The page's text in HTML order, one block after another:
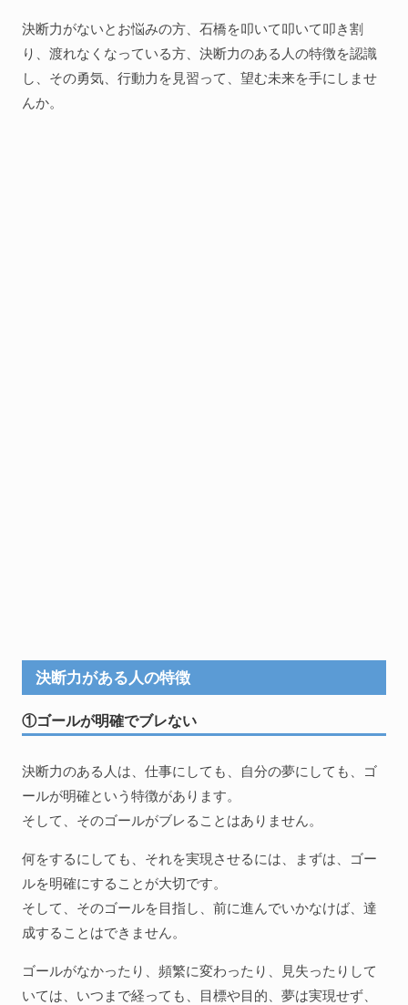
決断力がないとお悩みの方、石橋を叩いて叩いて叩き割
り、渡れなくなっている方、決断力のある人の特徴を認識
し、その勇気、行動力を見習って、望む未来を手にしませ
んか。
決断力がある人の特徴
①ゴールが明確でブレない
決断力のある人は、仕事にしても、自分の夢にしても、ゴ
ールが明確という特徴があります。
そして、そのゴールがブレることはありません。
何をするにしても、それを実現させるには、まずは、ゴー
ルを明確にすることが大切です。
そして、そのゴールを目指し、前に進んでいかなけば、達
成することはできません。
ゴールがなかったり、頻繁に変わったり、見失ったりして
いては、いつまで経っても、目標や目的、夢は実現せず、